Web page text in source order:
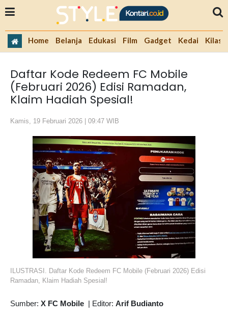
Home Belanja Edukasi Film Gadget Kedai Kilas
Daftar Kode Redeem FC Mobile
(Februari 2026) Edisi Ramadan,
Klaim Hadiah Spesial!
Kamis, 19 Februari 2026 | 09:47 WIB
ILUSTRASI. Daftar Kode Redeem FC Mobile (Februari 2026) Edisi
Ramadan, Klaim Hadiah Spesial!
Sumber: X FC Mobile | Editor: Arif Budianto